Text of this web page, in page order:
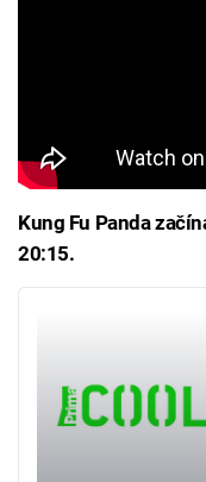
Kung Fu Panda
20:15.